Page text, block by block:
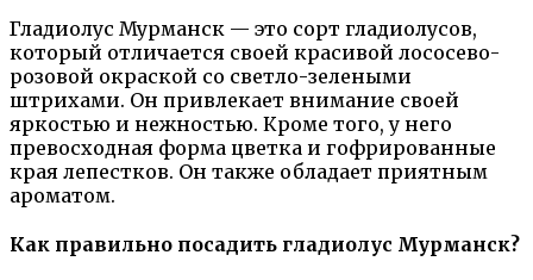
Гладиолус Мурманск — это сорт гладиолусов,
который отличается своей красивой лососево-
розовой окраской со светло-зелеными
штрихами. Он привлекает внимание своей
яркостью и нежностью. Кроме того, у него
превосходная форма цветка и гофрированные
края лепестков. Он также обладает приятным
ароматом.
Как правильно посадить гладиолус Мурманск?